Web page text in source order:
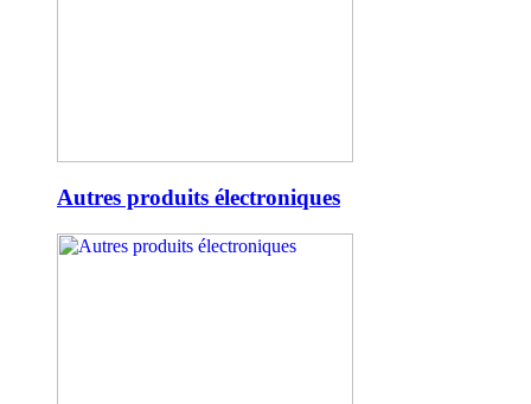
Autres produits électroniques